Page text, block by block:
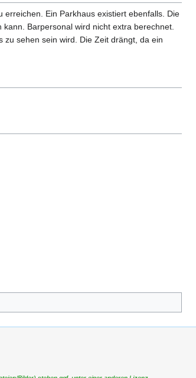
Ein Parkhaus existiert ebenfalls. Die
Barpersonal wird nicht extra berechnet.
sehen sein wird. Die Zeit drängt, da ein